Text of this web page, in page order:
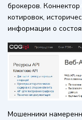
брокеров. Коннектор
котировок,
информации о
Мошенники